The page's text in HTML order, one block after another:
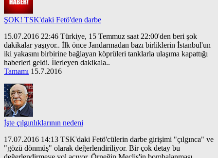
ŞOK! TSK'daki Fetö'den darbe
15.07.2016 22:46 Türkiye, 15 Temmuz saat 22:00'den beri şok
dakikalar yaşıyor.. İlk önce Jandarmadan bazı birliklerin İstanbul'un
iki yakasını birbirine bağlayan köprüleri tanklarla ulaşıma kapattığı
haberleri geldi. İlerleyen dakikala..
Tamamı 15.7.2016
İşte çılgınlıklarının nedeni
17.07.2016 14:13 TSK'daki Fetö'cülerin darbe girişimi "çılgınca" ve
"gözü dönmüş" olarak değerlendiriliyor. Bir çok detay bu